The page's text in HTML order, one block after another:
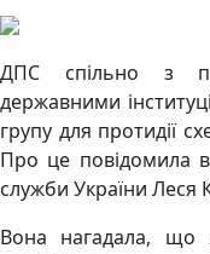
ДПС спільно з
державними
групу для протидії
Про це повідомила
служби України Леся
Вона нагадала, що